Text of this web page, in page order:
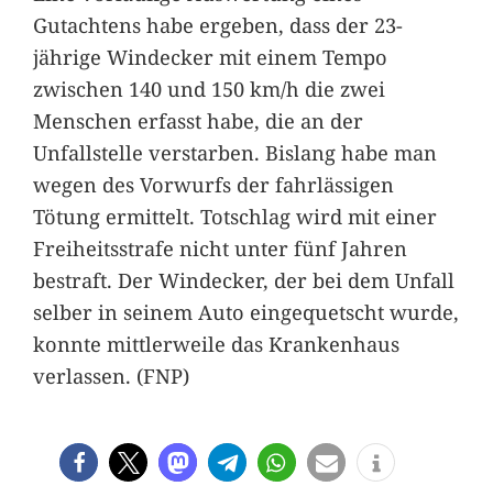
Gutachtens habe ergeben, dass der 23-
jährige Windecker mit einem Tempo
zwischen 140 und 150 km/h die zwei
Menschen erfasst habe, die an der
Unfallstelle verstarben. Bislang habe man
wegen des Vorwurfs der fahrlässigen
Tötung ermittelt. Totschlag wird mit einer
Freiheitsstrafe nicht unter fünf Jahren
bestraft. Der Windecker, der bei dem Unfall
selber in seinem Auto eingequetscht wurde,
konnte mittlerweile das Krankenhaus
verlassen. (FNP)